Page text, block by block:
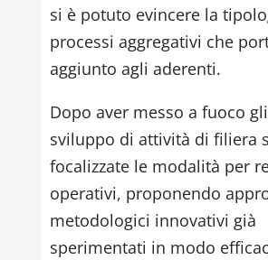
si è potuto evincere la
processi aggregativi che
aggiunto agli aderenti.
Dopo aver messo a fuoco
sviluppo di attività di filiera
focalizzate le modalità per
operativi, proponendo
metodologici innovativi già
sperimentati in modo